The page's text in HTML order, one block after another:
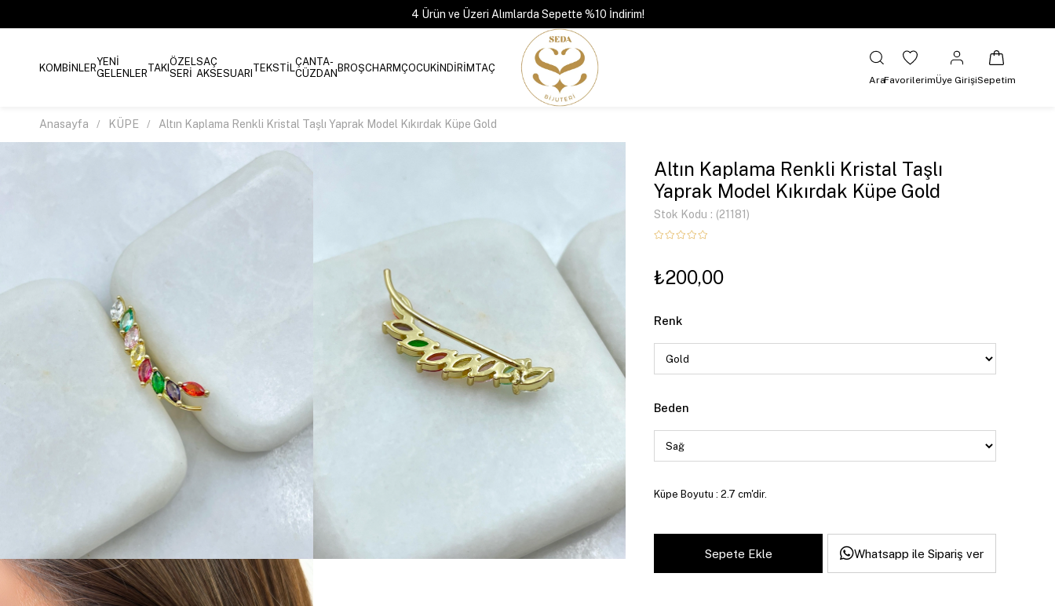
4 Ürün ve Üzeri Alımlarda Sepette %10 İndirim!
KOMBİNLERYENİ
GELENLERTAKIÖZEL
SERİ
SAÇ
AKSESUARI TEKSTİLÇANTA-
CÜZDANBROŞCHARMÇOCUKİNDİRİMTAÇ
AraFavorilerimÜye GirişiSepetim
Anasayfa KÜPE Altın Kaplama Renkli Kristal Taşlı Yaprak Model Kıkırdak Küpe Gold
Altın Kaplama Renkli Kristal Taşlı
Yaprak Model Kıkırdak Küpe Gold
Stok Kodu (21181)
₺200,00
Renk
Beden
Küpe Boyutu : 2.7 cm'dir.
Whatsapp ile Sipariş ver